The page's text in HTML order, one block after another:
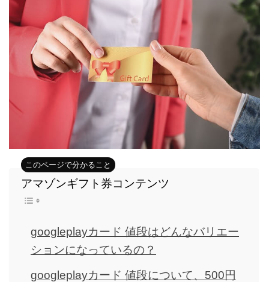
アマゾンギフト券コンテンツ
googleplayカード 値段はどんなバリエー
ションになっているの？
googleplayカード 値段について、500円